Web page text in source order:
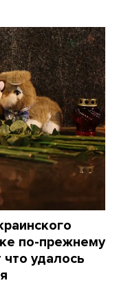
по-прежнему
удалось